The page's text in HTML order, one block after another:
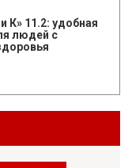
К» 11.2: удобная
людей с